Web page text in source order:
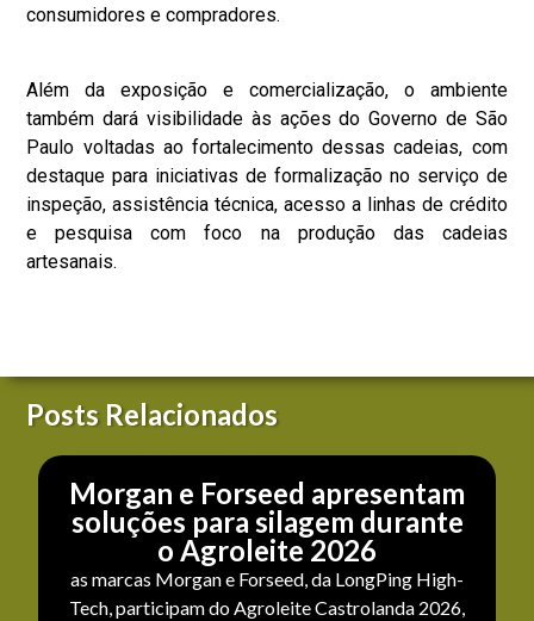
consumidores e compradores.
Além da exposição e comercialização, o ambiente
também dará visibilidade às ações do Governo de São
Paulo voltadas ao fortalecimento dessas cadeias, com
destaque para iniciativas de formalização no serviço de
inspeção, assistência técnica, acesso a linhas de crédito
e pesquisa com foco na produção das cadeias
artesanais.
Posts Relacionados
Morgan e Forseed apresentam
soluções para silagem durante
o Agroleite 2026
as marcas Morgan e Forseed, da LongPing High-
Tech, participam do Agroleite Castrolanda 2026,